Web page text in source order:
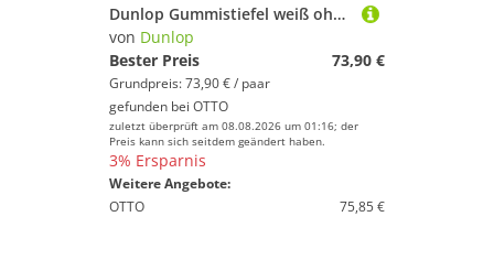
Dunlop Gummistiefel weiß ohne Stahlkappe Dunlop Foodpro Purofort Multigrip Gummistiefel
von Dunlop
Bester Preis
73,90 €
Grundpreis: 73,90 € / paar
gefunden bei OTTO
zuletzt überprüft am 08.08.2026 um 01:16; der
Preis kann sich seitdem geändert haben.
3% Ersparnis
Weitere Angebote:
OTTO
75,85 €